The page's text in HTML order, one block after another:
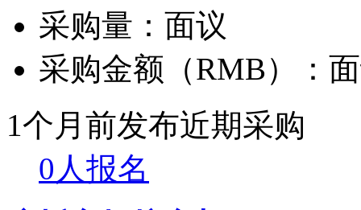
采购量： 面议
采购金额（RMB）：
1个月前发布近期采购
0人报名